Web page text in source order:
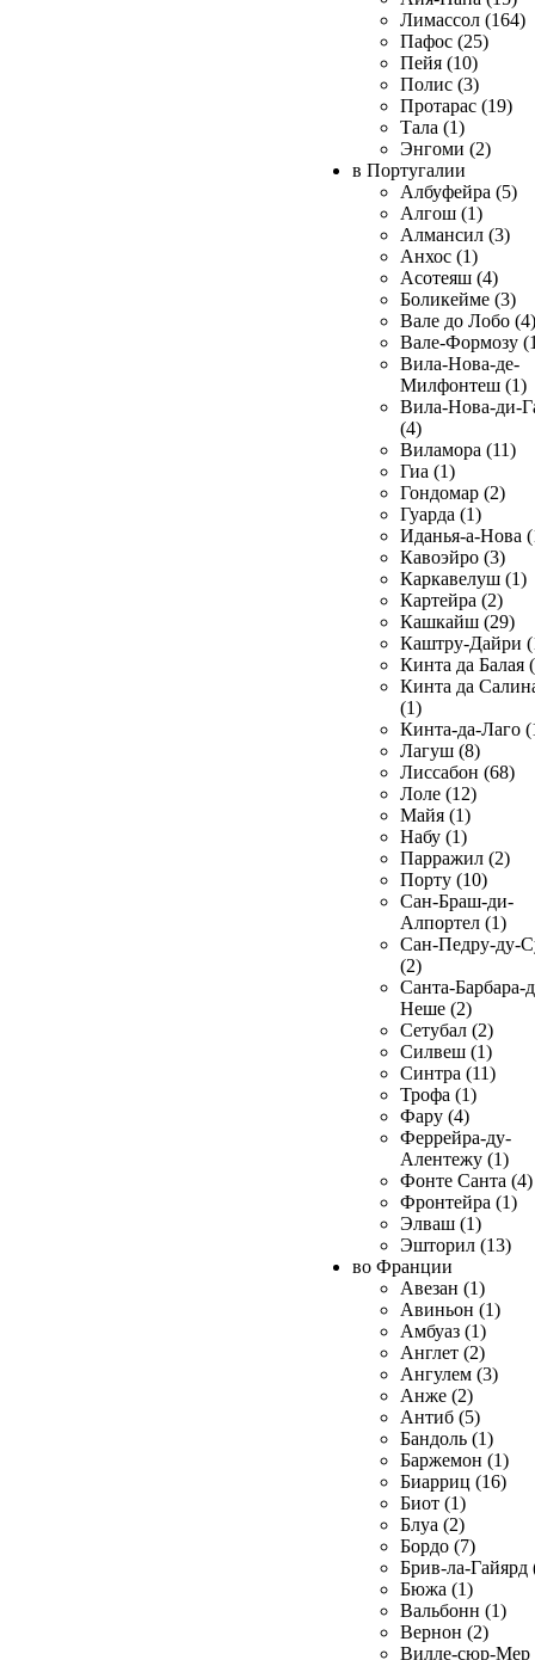
Лимассол (164)
Пафос (25)
Пейя (10)
Полис (3)
Протарас (19)
Тала (1)
Энгоми (2)
в Португалии
Албуфейра (5)
Алгош (1)
Алмансил (3)
Анхос (1)
Асотеяш (4)
Боликейме (3)
Вале до Лобо (4)
Вале-Формозу
Вила-Нова-де-
Милфонтеш (1)
Вила-Нова-ди-
(4)
Виламора (11)
Гиа (1)
Гондомар (2)
Гуарда (1)
Иданья-а-Нова
Кавоэйро (3)
Каркавелуш (1)
Картейра (2)
Кашкайш (29)
Каштру-Дайри
Кинта да Балая
Кинта да
(1)
Кинта-да-Лаго
Лагуш (8)
Лиссабон (68)
Лоле (12)
Майя (1)
Набу (1)
Парражил (2)
Порту (10)
Сан-Браш-ди-
Алпортел (1)
Сан-Педру-ду-
(2)
Санта-Барбара-
Неше (2)
Сетубал (2)
Силвеш (1)
Синтра (11)
Трофа (1)
Фару (4)
Феррейра-ду-
Алентежу (1)
Фонте Санта (4)
Фронтейра (1)
Элваш (1)
Эшторил (13)
во Франции
Авезан (1)
Авиньон (1)
Амбуаз (1)
Англет (2)
Ангулем (3)
Анже (2)
Антиб (5)
Бандоль (1)
Баржемон (1)
Биарриц (16)
Биот (1)
Блуа (2)
Бордо (7)
Брив-ла-Гайярд
Бюжа (1)
Вальбонн (1)
Вернон (2)
Вилле-сюр-Мер